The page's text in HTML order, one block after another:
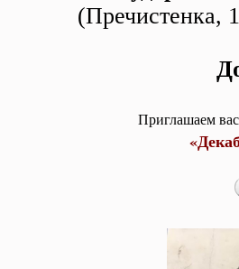
(Пречистенка,
Приглашаем